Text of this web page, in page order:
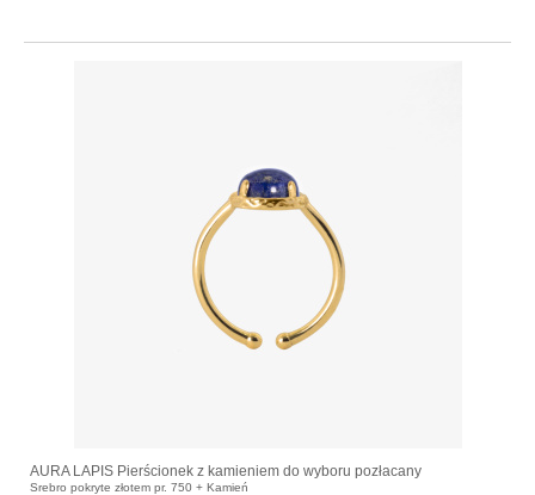
AURA LAPIS Pierścionek z kamieniem do wyboru pozłacany
Srebro pokryte złotem pr. 750 + Kamień